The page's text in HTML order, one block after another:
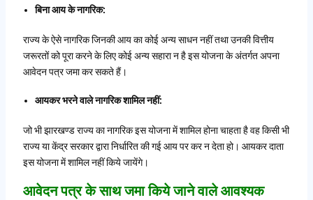
बिना आय के नागरिक:
राज्य के ऐसे नागरिक जिनकी आय का कोई अन्य साधन नहीं तथा उनकी वित्तीय
जरूरतों को पूरा करने के लिए कोई अन्य सहारा न है इस योजना के अंतर्गत अपना
आवेदन पत्र जमा कर सकते हैं।
आयकर भरने वाले नागरिक शामिल नहीं:
जो भी झारखण्ड राज्य का नागरिक इस योजना में शामिल होना चाहता है वह किसी भी
राज्य या केंद्र सरकार द्वारा निर्धारित की गई आय पर कर न देता हो। आयकर दाता
इस योजना में शामिल नहीं किये जायेंगे।
आवेदन पत्र के साथ जमा किये जाने वाले आवश्यक